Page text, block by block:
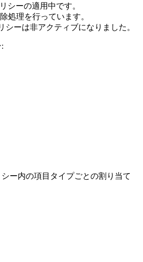
シーの適用中です。
除処理を行っています。
リシーは非アクティブになりました。
:
ー内の項目タイプごとの割り当て